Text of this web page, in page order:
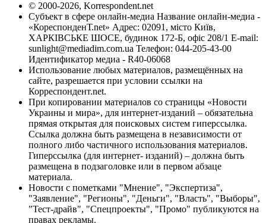
© 2000-2026, Korrespondent.net
Субъект в сфере онлайн-медиа Название онлайн-медиа -
«КореспонденТ.net» Адрес: 02091, місто Київ,
ХАРКІВСЬКЕ ШОСЕ, будинок 172-Б, офіс 208/1 E-mail:
sunlight@mediadim.com.ua Телефон: 044-205-43-00
Идентификатор медиа - R40-06068
Использование любых материалов, размещённых на
сайте, разрешается при условии ссылки на
Корреспондент.net.
При копировании материалов со страницы «Новости
Украины и мира», для интернет-изданий – обязательна
прямая открытая для поисковых систем гиперссылка.
Ссылка должна быть размещена в независимости от
полного либо частичного использования материалов.
Гиперссылка (для интернет- изданий) – должна быть
размещена в подзаголовке или в первом абзаце
материала.
Новости с пометками "Мнение", "Экспертиза",
"Заявление", "Регионы", "Деньги", "Власть", "Выборы",
"Тест-драйв", "Спецпроекты", "Промо" публикуются на
правах рекламы.